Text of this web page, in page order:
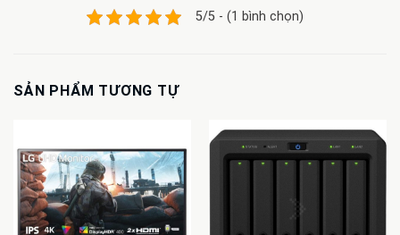
5/5 - (1 bình chọn)
SẢN PHẨM TƯƠNG TỰ